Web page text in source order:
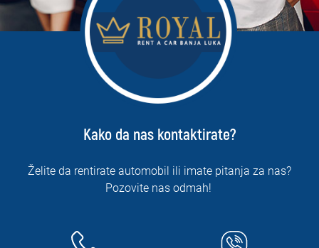
Kako da nas kontaktirate?
Želite da rentirate automobil ili imate pitanja za nas?
Pozovite nas odmah!